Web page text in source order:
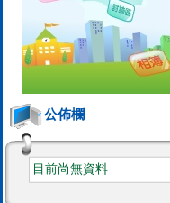
公佈欄
目前尚無資料